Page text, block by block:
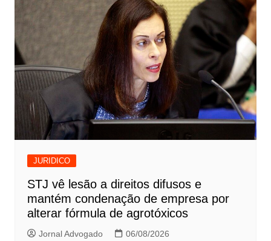
JURIDICO
STJ vê lesão a direitos difusos e
mantém condenação de empresa por
alterar fórmula de agrotóxicos
Jornal Advogado 06/08/2026